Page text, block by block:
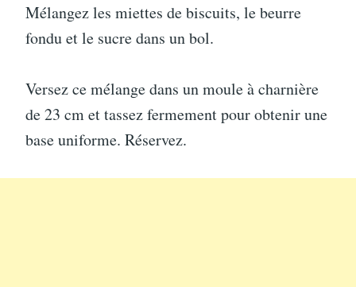
Mélangez les miettes de biscuits, le beurre
fondu et le sucre dans un bol.
Versez ce mélange dans un moule à charnière
de 23 cm et tassez fermement pour obtenir une
base uniforme. Réservez.